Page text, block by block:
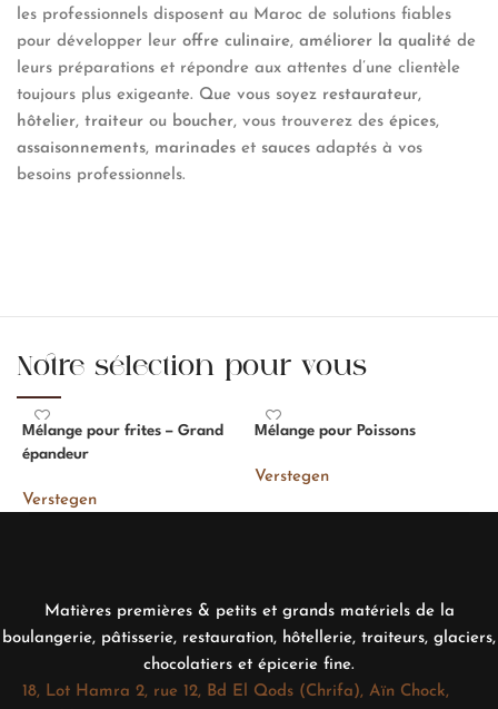
les professionnels disposent au Maroc de solutions fiables
pour développer leur offre culinaire, améliorer la qualité de
leurs préparations et répondre aux attentes d’une clientèle
toujours plus exigeante. Que vous soyez restaurateur,
hôtelier, traiteur ou boucher, vous trouverez des épices,
assaisonnements, marinades et sauces adaptés à vos
besoins professionnels.
Notre sélection pour vous
Mélange pour frites – Grand
épandeur
Verstegen
Mélange pour Poissons
Verstegen
Matières premières & petits et grands matériels de la
boulangerie, pâtisserie, restauration, hôtellerie, traiteurs, glaciers,
chocolatiers et épicerie fine.
18, Lot Hamra 2, rue 12, Bd El Qods (Chrifa), Aïn Chock,